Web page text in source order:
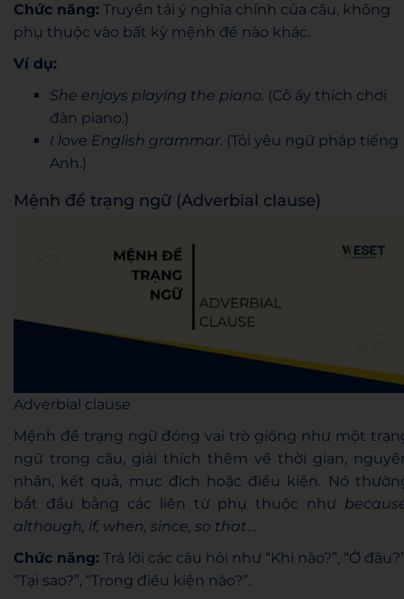
Chức năng: Truyền tải ý nghĩa chính của câu, không
phụ thuộc vào bất kỳ mệnh đề nào khác.
Ví dụ:
She enjoys playing the piano. (Cô ấy thích chơi
đàn piano.)
I love English grammar. (Tôi yêu ngữ pháp tiếng
Anh.)
Mệnh đề trạng ngữ (Adverbial clause)
Adverbial clause
Mệnh đề trạng ngữ đóng vai trò giống như một
ngữ trong câu, giải thích thêm về thời gian,
nhân, kết quả, mục đích hoặc điều kiện. Nó
bắt đầu bằng các liên từ phụ thuộc như
although, if, when, since, so that…
Chức năng: Trả lời các câu hỏi như “Khi nào?”, “Ở
“Tại sao?”, “Trong điều kiện nào?”.